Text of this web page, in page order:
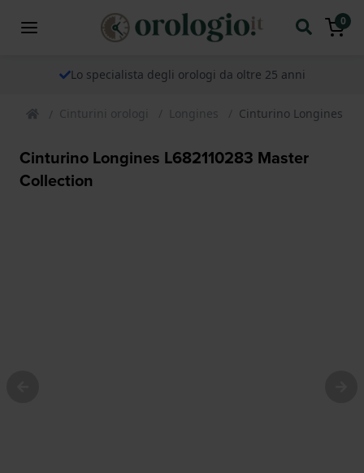
0
Lo specialista degli orologi da oltre 25 anni
Cinturini orologi Longines Cinturino Longines
Cinturino Longines L682110283 Master
Collection